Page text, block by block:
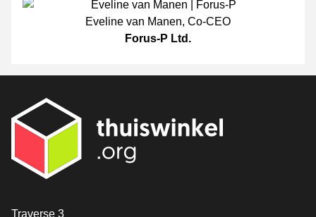
Eveline van Manen, Co-CEO
Forus-P Ltd.
[_General:Contact]
Traverse 3